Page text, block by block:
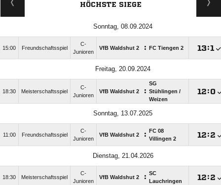
HÖCHSTE SIEGE
Sonntag, 08.09.2024
15:00 Freundschaftsspiel
C-
Junioren
VfB Waldshut 2 : FC Tiengen 2 :
Freitag, 20.09.2024
18:30 Meisterschaftsspiel
C-
Junioren
VfB Waldshut 2 :
SG
Stühlingen /​
Weizen
:
Sonntag, 13.07.2025
11:00 Freundschaftsspiel
C-
Junioren
VfB Waldshut 2 :
FC 08
Villingen 2
:
Dienstag, 21.04.2026
18:30 Meisterschaftsspiel
C-
Junioren
VfB Waldshut 2 : SC
Lauchringen
: